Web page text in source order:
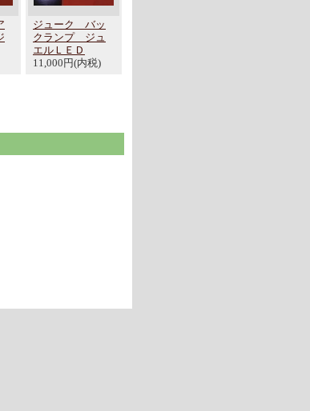
ジューク バッ
クランプ ジュ
エルＬＥＤ
11,000円(内税)